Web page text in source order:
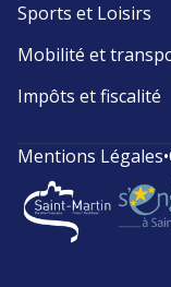
Sports et Loisirs
Mobilité et
Impôts et fiscalité
Mentions Légales•